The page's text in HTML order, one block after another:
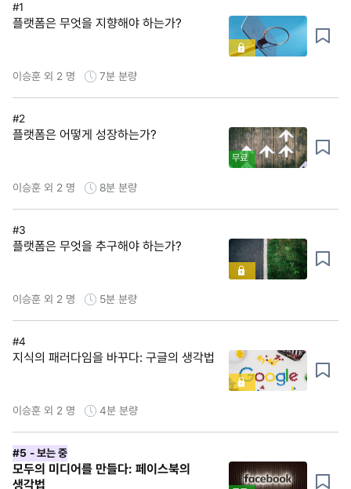
#1
플랫폼은 무엇을 지향해야 하는가?
이승훈 외 2 명 7분 분량
#2
플랫폼은 어떻게 성장하는가?
무료
이승훈 외 2 명 8분 분량
#3
플랫폼은 무엇을 추구해야 하는가?
이승훈 외 2 명 5분 분량
#4
지식의 패러다임을 바꾸다: 구글의 생각법
이승훈 외 2 명 4분 분량
#5 - 보는 중
모두의 미디어를 만들다: 페이스북의
생각법